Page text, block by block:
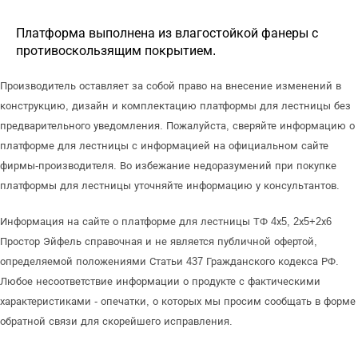
Платформа выполнена из влагостойкой фанеры с
противоскользящим покрытием.
Производитель оставляет за собой право на внесение изменений в
конструкцию, дизайн и комплектацию платформы для лестницы без
предварительного уведомления. Пожалуйста, сверяйте информацию о
платформе для лестницы с информацией на официальном сайте
фирмы-производителя. Во избежание недоразумений при покупке
платформы для лестницы уточняйте информацию у консультантов.
Информация на сайте о платформе для лестницы ТФ 4х5, 2х5+2х6
Простор Эйфель справочная и не является публичной офертой,
определяемой положениями Статьи 437 Гражданского кодекса РФ.
Любое несоответствие информации о продукте с фактическими
характеристиками - опечатки, о которых мы просим сообщать в форме
обратной связи для скорейшего исправления.